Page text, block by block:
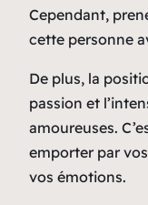
Cependant,
cette personne
De plus, la
passion et
amoureuses.
emporter par
vos émotions.